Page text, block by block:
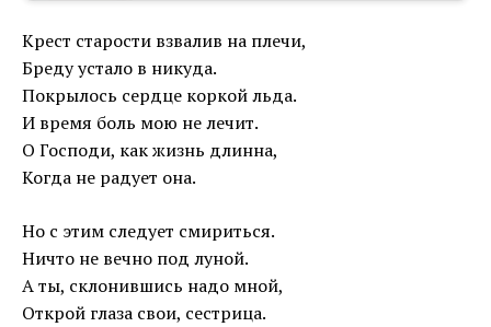
Крест старости взвалив на плечи,
Бреду устало в никуда.
Покрылось сердце коркой льда.
И время боль мою не лечит.
О Господи, как жизнь длинна,
Когда не радует она.
Но с этим следует смириться.
Ничто не вечно под луной.
А ты, склонившись надо мной,
Открой глаза свои, сестрица.